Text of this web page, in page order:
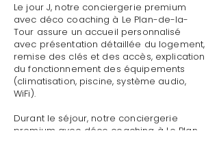
Le jour J, notre conciergerie premium
avec déco coaching à Le Plan-de-la-
Tour assure un accueil personnalisé
avec présentation détaillée du logement,
remise des clés et des accès, explication
du fonctionnement des équipements
(climatisation, piscine, système audio,
WiFi).
Durant le séjour, notre conciergerie
premium avec déco coaching à Le Plan-